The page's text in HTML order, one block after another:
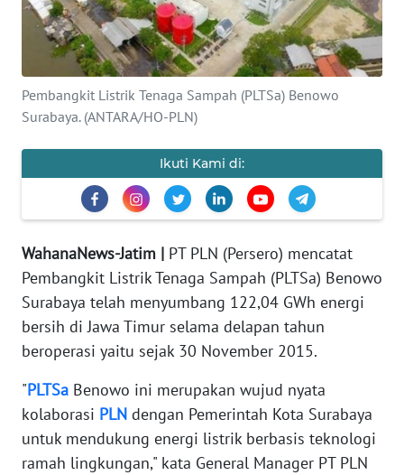
Pembangkit Listrik Tenaga Sampah (PLTSa) Benowo
Surabaya. (ANTARA/HO-PLN)
Ikuti Kami di:
WahanaNews-Jatim | PT PLN (Persero) mencatat
Pembangkit Listrik Tenaga Sampah (PLTSa) Benowo
Surabaya telah menyumbang 122,04 GWh energi
bersih di Jawa Timur selama delapan tahun
beroperasi yaitu sejak 30 November 2015.
"PLTSa Benowo ini merupakan wujud nyata
kolaborasi PLN dengan Pemerintah Kota Surabaya
untuk mendukung energi listrik berbasis teknologi
ramah lingkungan," kata General Manager PT PLN
Informasi
INDEKS
KONTAK
INFO
TENTANG
PEDOMAN
MEDIA
SIBER
REDAKSI
KARIR